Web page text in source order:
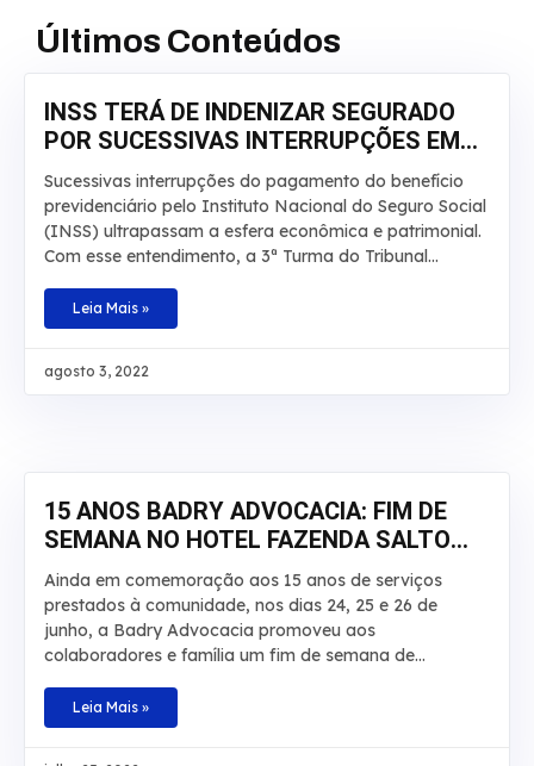
Últimos Conteúdos
INSS TERÁ DE INDENIZAR SEGURADO
POR SUCESSIVAS INTERRUPÇÕES EM
APOSENTADORIA
Sucessivas interrupções do pagamento do benefício
previdenciário pelo Instituto Nacional do Seguro Social
(INSS) ultrapassam a esfera econômica e patrimonial.
Com esse entendimento, a 3ª Turma do Tribunal
unanimidade, a condenação da autarquia por danos
morais e aumentou a indenização a ser paga a um
um homem que teve por diversas vezes sua
Leia Mais »
agosto 3, 2022
15 ANOS BADRY ADVOCACIA: FIM DE
SEMANA NO HOTEL FAZENDA SALTO
BANDEIRANTES
Ainda em comemoração aos 15 anos de serviços
prestados à comunidade, nos dias 24, 25 e 26 de
junho, a Badry Advocacia promoveu aos
colaboradores e família um fim de semana de
Bandeirantes, em Santa Fé, Paraná. Na ocasião,
haviam atividades para todos os gostos: tirolesa,
Leia Mais »